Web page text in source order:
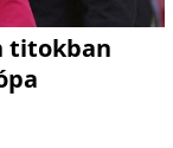
titokban